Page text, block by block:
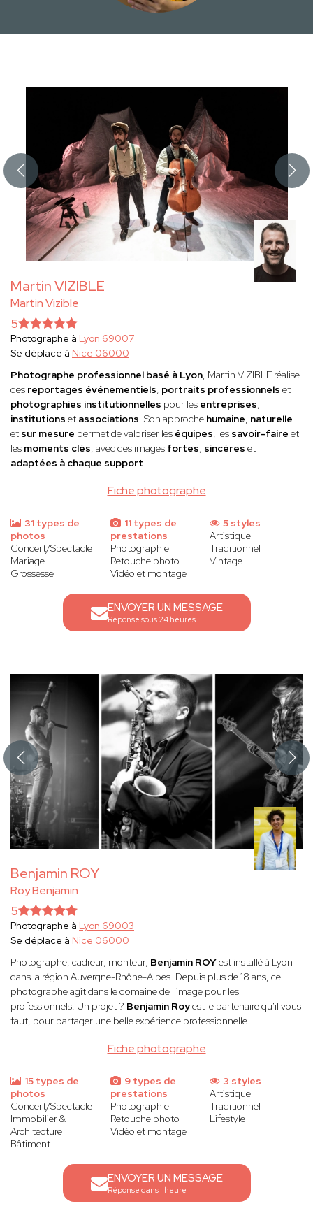
Martin VIZIBLE
Martin Vizible
Fiche photographe
5
Photographe à Lyon 69007
Se déplace à Nice 06000
Photographe professionnel basé à Lyon, Martin VIZIBLE réalise
des reportages événementiels, portraits professionnels et
photographies institutionnelles pour les entreprises,
institutions et associations. Son approche humaine, naturelle
et sur mesure permet de valoriser les équipes, les savoir-faire et
les moments clés, avec des images fortes, sincères et
adaptées à chaque support.
31 types de
photos
Concert/Spectacle
Mariage
Grossesse
11 types de
prestations
Photographie
Retouche photo
Vidéo et montage
5 styles
Artistique
Traditionnel
Vintage
ENVOYER UN MESSAGE
Réponse sous 24 heures
Benjamin ROY
Roy Benjamin
Fiche photographe
5
Photographe à Lyon 69003
Se déplace à Nice 06000
Photographe, cadreur, monteur, Benjamin ROYest installé à Lyon
dans la région Auvergne-Rhône-Alpes. Depuis plus de 18 ans, ce
photographe agit dans le domaine de l'image pour les
professionnels. Un projet ? Benjamin Royest le partenaire qu'il vous
faut, pour partager une belle expérience professionnelle.
15 types de
photos
Concert/Spectacle
Immobilier &
Architecture
Bâtiment
9 types de
prestations
Photographie
Retouche photo
Vidéo et montage
3 styles
Artistique
Traditionnel
Lifestyle
ENVOYER UN MESSAGE
Réponse dans l'heure